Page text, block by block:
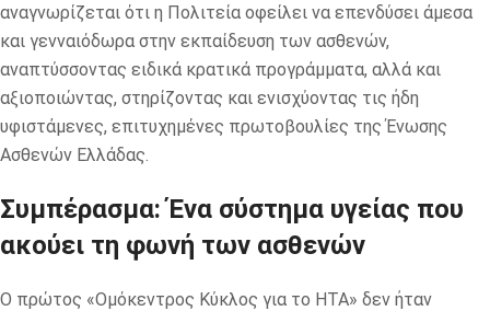
αναγνωρίζεται ότι η Πολιτεία οφείλει να επενδύσει άμεσα
και γενναιόδωρα στην εκπαίδευση των ασθενών,
αναπτύσσοντας ειδικά κρατικά προγράμματα, αλλά και
αξιοποιώντας, στηρίζοντας και ενισχύοντας τις ήδη
υφιστάμενες, επιτυχημένες πρωτοβουλίες της Ένωσης
Ασθενών Ελλάδας.
Συμπέρασμα: Ένα σύστημα υγείας που
ακούει τη φωνή των ασθενών
Ο πρώτος «Ομόκεντρος Κύκλος για το HTA» δεν ήταν